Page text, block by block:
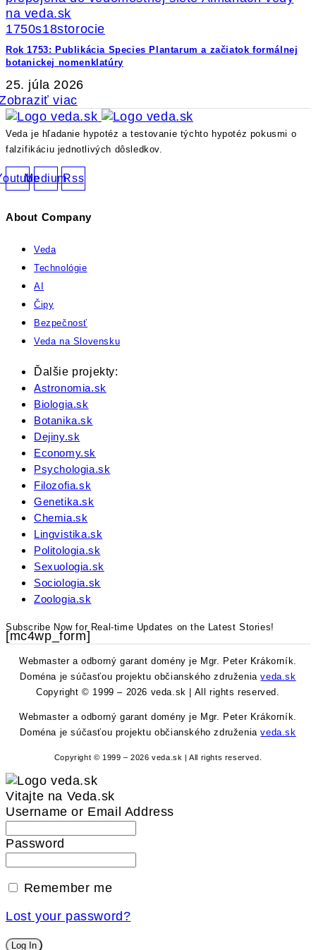
1750s18storocie
Rok 1753: Publikácia Species Plantarum a začiatok formálnej
botanickej nomenklatúry
25. júla 2026
viac
Veda je hľadanie hypotéz a testovanie týchto hypotéz pokusmi o
falzifikáciu jednotlivých dôsledkov.
MediumRss
About Company
Veda
Technológie
AI
Čipy
Bezpečnosť
Veda na Slovensku
Ďalšie projekty:
Astronomia.sk
Biologia.sk
Botanika.sk
Dejiny.sk
Economy.sk
Psychologia.sk
Filozofia.sk
Genetika.sk
Chemia.sk
Lingvistika.sk
Politologia.sk
Sexuologia.sk
Sociologia.sk
Zoologia.sk
Subscribe Now for Real-time Updates on the Latest Stories!
[mc4wp_form]
Webmaster a odborný garant domény je Mgr. Peter Krákorník.
Doména je súčasťou projektu občianského združeniaveda.sk
Copyright © 1999 – 2026 veda.sk | All rights reserved.
Webmaster a odborný garant domény je Mgr. Peter Krákorník.
Doména je súčasťou projektu občianského združeniaveda.sk
Copyright © 1999 – 2026 veda.sk | All rights reserved.
Vitajte na Veda.sk
Username or Email Address
Password
Remember me
Lost your password?